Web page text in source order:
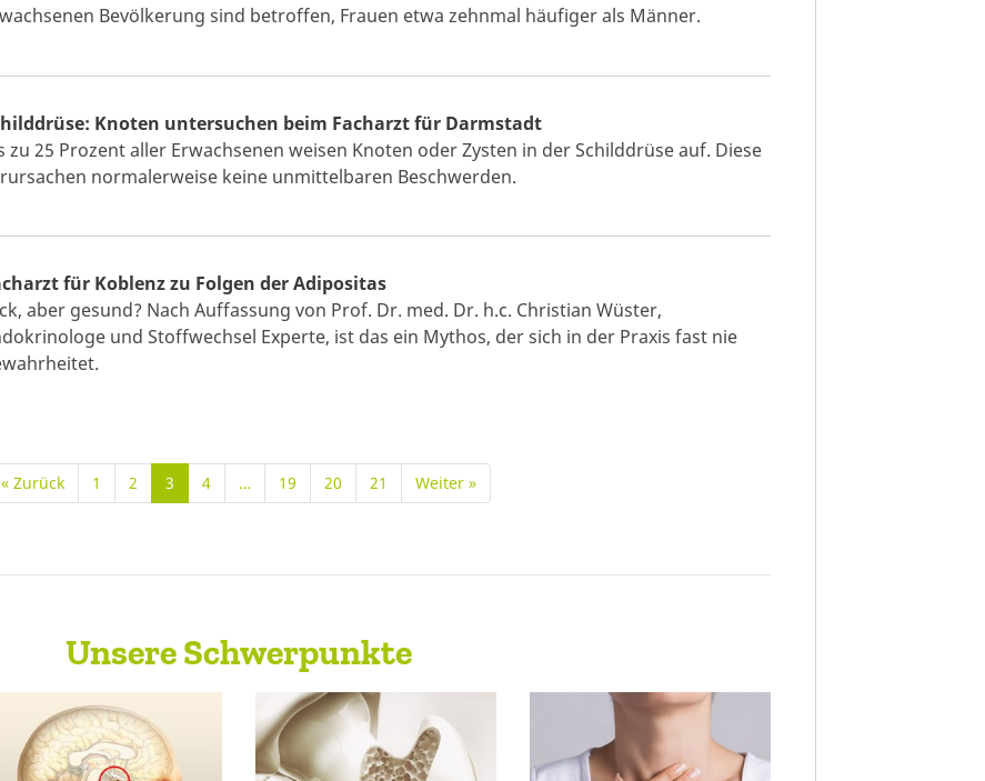
Bevölkerung sind betroffen, Frauen etwa zehnmal häufiger als Männer.
Knoten untersuchen beim Facharzt für Darmstadt
zu 25 Prozent aller Erwachsenen weisen Knoten oder Zysten in der Schilddrüse auf. Diese
normalerweise keine unmittelbaren Beschwerden.
für Koblenz zu Folgen der Adipositas
aber gesund? Nach Auffassung von Prof. Dr. med. Dr. h.c. Christian Wüster,
und Stoffwechsel Experte, ist das ein Mythos, der sich in der Praxis fast nie
« Zurück 1 2 3 4 … 19 20 21 Weiter »
Unsere Schwerpunkte